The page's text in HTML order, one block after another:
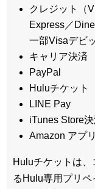
クレジット（
Express／
一部Visaデビ
キャリア決済
PayPal
Huluチケット
LINE Pay
iTunes Store
Amazon アプ
Huluチケットは
るHulu専用プリ